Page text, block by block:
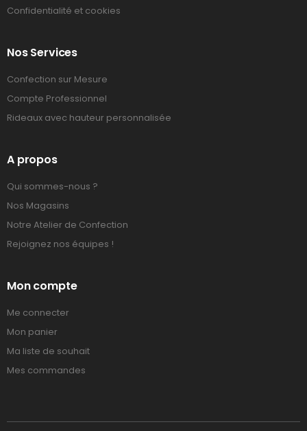
Confidentialité et cookies
Nos Services
Confection sur Mesure
Compte Professionnel
Rideaux avec hauteur personnalisée
A propos
Qui sommes-nous ?
Nos Magasins
Notre Atelier de Confection
Rejoignez nos équipes !
Mon compte
Me connecter
Mon panier
Ma liste de souhait
Mes commandes